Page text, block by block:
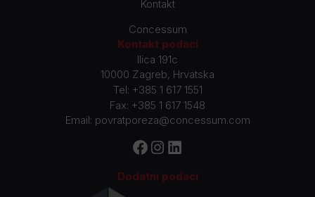
Kontakt
Concessum
Kontakt podaci
Ilica 191c
10000 Zagreb, Hrvatska
Tel: +385 1 617 1551
Fax: +385 1 617 1548
Email: povratporeza@concessum.com
Facebook
Instagram
LinkedIn
Dodatni podaci